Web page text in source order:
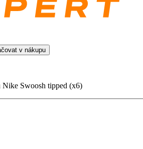
v nákupu
Swoosh tipped (x6)